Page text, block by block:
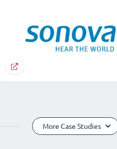
More Case Studies